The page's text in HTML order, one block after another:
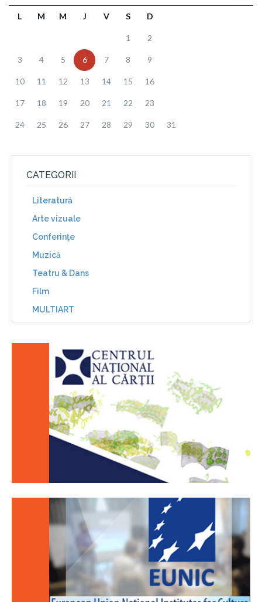
L M M J V S D
1 2
3 4 5 6 7 8 9
10 11 12 13 14 15 16
17 18 19 20 21 22 23
24 25 26 27 28 29 30 31
CATEGORII
Literatură
Arte vizuale
Conferinţe
Muzică
Teatru & Dans
Film
MULTIART